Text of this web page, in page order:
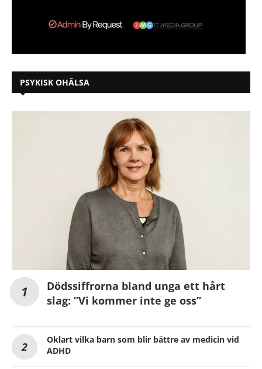
PSYKISK OHÄLSA
Dödssiffrorna bland unga ett hårt
slag: ”Vi kommer inte ge oss”
Oklart vilka barn som blir bättre av medicin vid
ADHD